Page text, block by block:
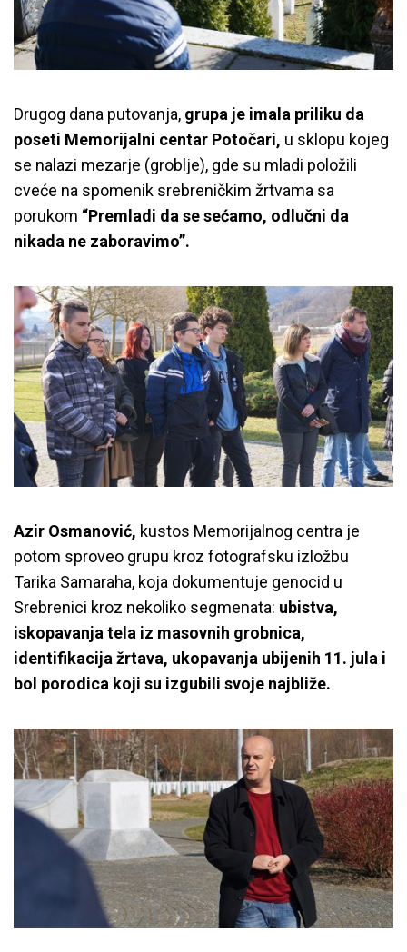
Drugog dana putovanja, grupa je imala priliku da
poseti Memorijalni centar Potočari, u sklopu kojeg
se nalazi mezarje (groblje), gde su mladi položili
cveće na spomenik srebreničkim žrtvama sa
porukom “Premladi da se sećamo, odlučni da
nikada ne zaboravimo”.
Azir Osmanović, kustos Memorijalnog centra je
potom sproveo grupu kroz fotografsku izložbu
Tarika Samaraha, koja dokumentuje genocid u
Srebrenici kroz nekoliko segmenata: ubistva,
iskopavanja tela iz masovnih grobnica,
identifikacija žrtava, ukopavanja ubijenih 11. jula i
bol porodica koji su izgubili svoje najbliže.